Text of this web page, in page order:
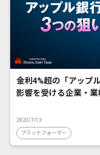
金利4%超の「アップ
影響を受ける企業・業
2023/7/13
プラットフォーマー